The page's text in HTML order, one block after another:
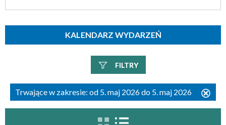
KALENDARZ WYDARZEŃ
FILTRY
Szukana fraza
Trwające w zakresie: od 5. maj 2026 do 5. maj 2026
ten